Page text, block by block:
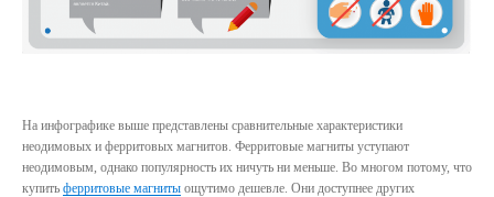
На инфографике выше представлены сравнительные характеристики
неодимовых и ферритовых магнитов. Ферритовые магниты уступают
неодимовым, однако популярность их ничуть ни меньше. Во многом потому, что
купить ферритовые магниты ощутимо дешевле . Они доступнее других